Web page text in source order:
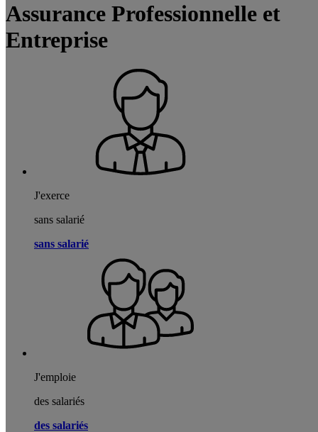
Assurance Professionnelle et
Entreprise
J'exerce
sans salarié
sans salarié
J'emploie
des salariés
des salariés